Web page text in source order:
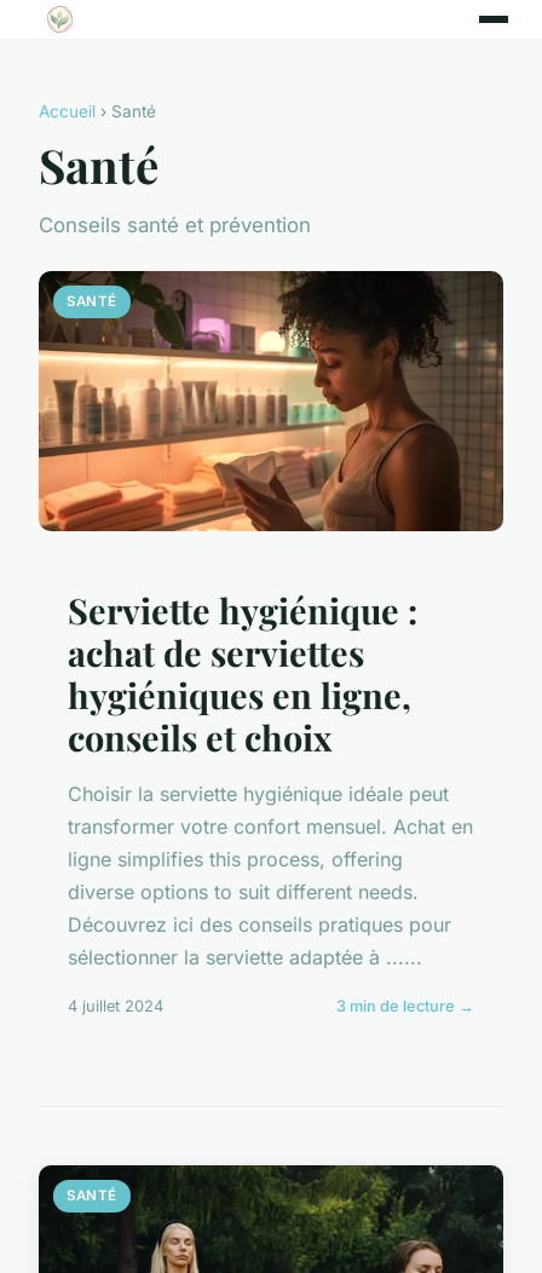
Accueil › Santé
Santé
Conseils santé et prévention
SANTÉ
Serviette hygiénique :
achat de serviettes
hygiéniques en ligne,
conseils et choix
Choisir la serviette hygiénique idéale peut
transformer votre confort mensuel. Achat en
ligne simplifies this process, offering
diverse options to suit different needs.
Découvrez ici des conseils pratiques pour
sélectionner la serviette adaptée à ......
4 juillet 2024 3 min de lecture →
SANTÉ